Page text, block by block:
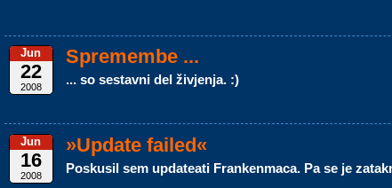
Spremembe ...
... so sestavni del živjenja. :)
Jun
22
2008
»Update failed«
Poskusil sem updateati Frankenmaca. Pa se je
Jun
16
2008